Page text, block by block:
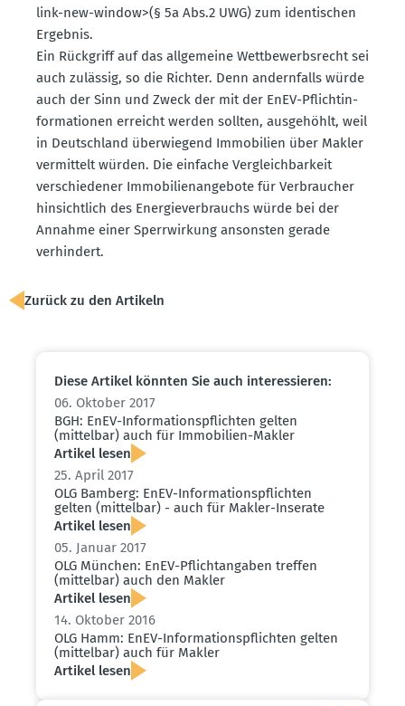
link-new-window>(§ 5a Abs.2 UWG) zum identi­schen
Ergebnis.
Ein Rückgriff auf das allge­meine Wettbe­werbs­recht sei
auch zulässig, so die Richter. Denn andern­falls würde
auch der Sinn und Zweck der mit der EnEV-Pflicht­in­
for­ma­tionen erreicht werden sollten, ausge­höhlt, weil
in Deutschland überwiegend Immobilien über Makler
vermittelt würden. Die einfache Vergleich­barkeit
verschie­dener Immobi­li­en­an­gebote für Verbraucher
hinsichtlich des Energie­ver­brauchs würde bei der
Annahme einer Sperr­wirkung ansonsten gerade
verhindert.
Zurück zu den Artikeln
Diese Artikel könnten Sie auch inter­es­sieren:
06. Oktober 2017
BGH: EnEV-Infor­ma­ti­ons­pflichten gelten
(mittelbar) auch für Immobilien-Makler
Artikel lesen
25. April 2017
OLG Bamberg: EnEV-Infor­ma­ti­ons­pflichten
gelten (mittelbar) - auch für Makler-Inserate
Artikel lesen
05. Januar 2017
OLG München: EnEV-Pflicht­an­gaben treffen
(mittelbar) auch den Makler
Artikel lesen
14. Oktober 2016
OLG Hamm: EnEV-Infor­ma­ti­ons­pflichten gelten
(mittelbar) auch für Makler
Artikel lesen